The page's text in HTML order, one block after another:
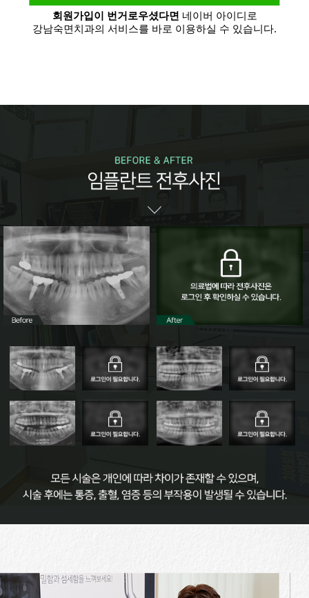
회원가입이 번거로우셨다면 네이버 아이디로
강남숙면치과의 서비스를 바로 이용하실 수 있습니다.